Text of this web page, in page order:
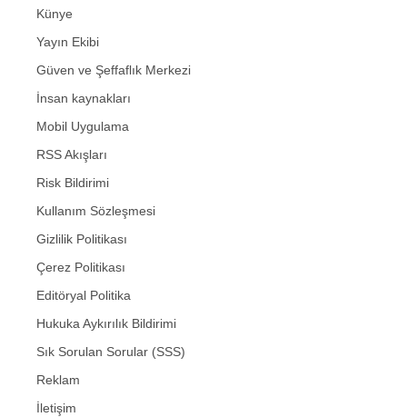
Künye
Yayın Ekibi
Güven ve Şeffaflık Merkezi
İnsan kaynakları
Mobil Uygulama
RSS Akışları
Risk Bildirimi
Kullanım Sözleşmesi
Gizlilik Politikası
Çerez Politikası
Editöryal Politika
Hukuka Aykırılık Bildirimi
Sık Sorulan Sorular (SSS)
Reklam
İletişim